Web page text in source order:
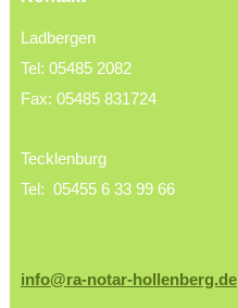
Ladbergen
Tel: 05485 2082
Fax: 05485 831724
Tecklenburg
Tel: 05455 6 33 99 66
info@ra-notar-hollenberg.de